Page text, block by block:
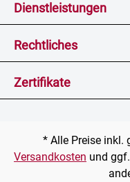
Dienstleistungen
Rechtliches
Zertifikate
* Alle Preise inkl.
Versandkosten und